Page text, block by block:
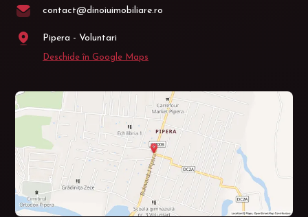
contact@dinoiuimobiliare.ro
Pipera - Voluntari
Deschide în Google Maps